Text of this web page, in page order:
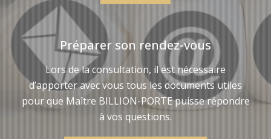
Préparer son rendez-vous
Lors de la consultation, il est nécessaire
d’apporter avec vous tous les documents utiles
pour que Maître BILLION-PORTE puisse répondre
à vos questions.